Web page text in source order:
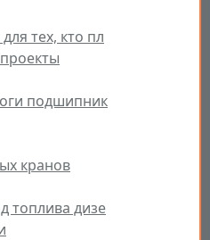
тех, кто пл
подшипник
кранов
топлива дизе